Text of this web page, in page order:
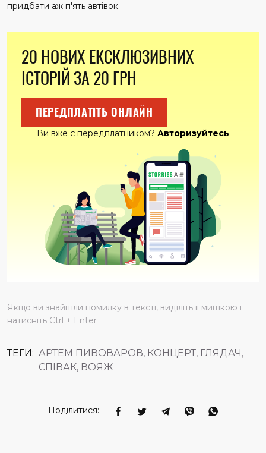
придбати аж п'ять автівок.
20 НОВИХ ЕКСКЛЮЗИВНИХ
ІСТОРІЙ ЗА 20 ГРН
ПЕРЕДПЛАТІТЬ ОНЛАЙН
Ви вже є передплатником? Авторизуйтесь
Якщо ви знайшли помилку в тексті, виділіть її мишкою і
натисніть Ctrl + Enter
ТЕГИ: АРТЕМ ПИВОВАРОВ, КОНЦЕРТ, ГЛЯДАЧ,
СПІВАК, ВОЯЖ
Поділитися: